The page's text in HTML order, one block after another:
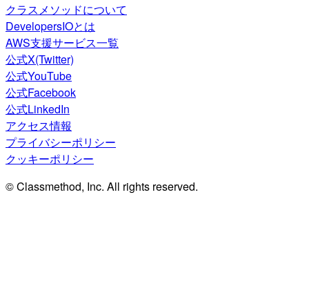
クラスメソッドについて
DevelopersIOとは
AWS支援サービス一覧
公式X(Twitter)
公式YouTube
公式Facebook
公式LinkedIn
アクセス情報
プライバシーポリシー
クッキーポリシー
© Classmethod, Inc. All rights reserved.